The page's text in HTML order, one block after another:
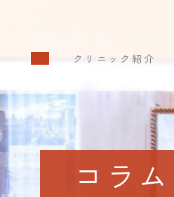
クリニック紹介
コラム